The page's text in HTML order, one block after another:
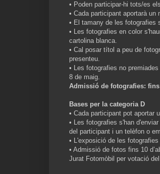
• Poden participar-hi tots/es
• Cada participant aportarà un
• El tamany de les fotografies
• Les fotografies en color
cartolina blanca.
• Cal posar títol a peu de
presenteu.
• Les fotografies no
8 de maig.
Admissió de fotografies:
Bases per la categoria D
• Cada participant pot aportar
• Les fotografies s'han
del participant i un telèfon o
• L'exposició de les
• Admissió de fotos fins 10
Jurat Fotomòbil per votació